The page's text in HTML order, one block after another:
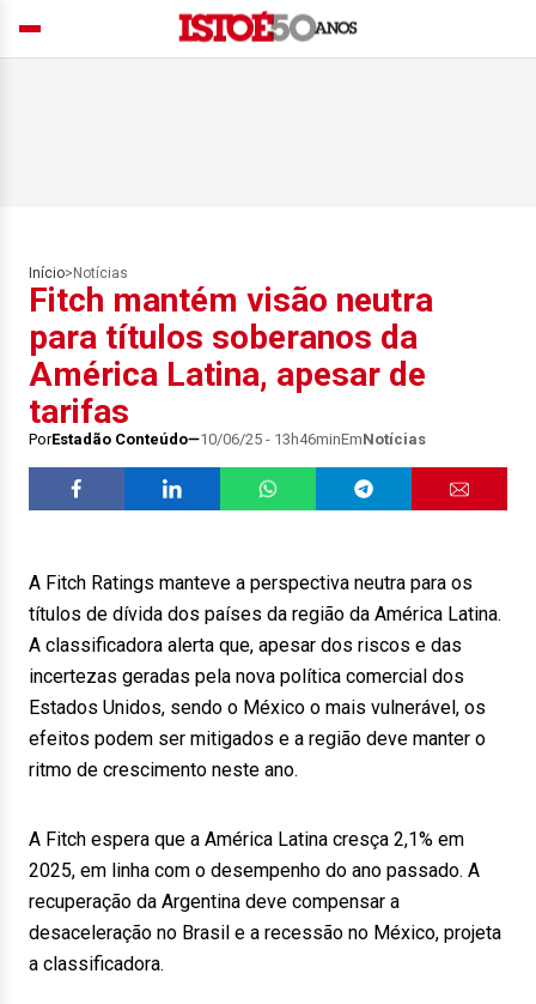
Início> Notícias
Fitch mantém visão neutra
para títulos soberanos da
América Latina, apesar de
tarifas
PorEstadão Conteúdo 10/06/25 - 13h46minEmNotícias
A Fitch Ratings manteve a perspectiva neutra para os
títulos de dívida dos países da região da América Latina.
A classificadora alerta que, apesar dos riscos e das
incertezas geradas pela nova política comercial dos
Estados Unidos, sendo o México o mais vulnerável, os
efeitos podem ser mitigados e a região deve manter o
ritmo de crescimento neste ano.
A Fitch espera que a América Latina cresça 2,1% em
2025, em linha com o desempenho do ano passado. A
recuperação da Argentina deve compensar a
desaceleração no Brasil e a recessão no México, projeta
a classificadora.